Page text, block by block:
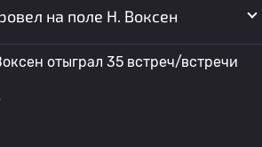
на поле H. Воксен
отыграл 35 встреч/встречи